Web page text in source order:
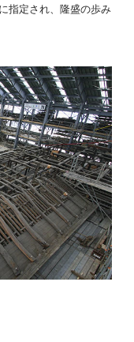
指定され、隆盛の歩み